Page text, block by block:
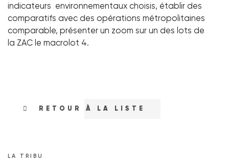
indicateurs environnementaux choisis, établir des
comparatifs avec des opérations métropolitaines
comparable, présenter un zoom sur un des lots de
la ZAC le macrolot 4.
RETOUR À LA LISTE
LA TRIBU